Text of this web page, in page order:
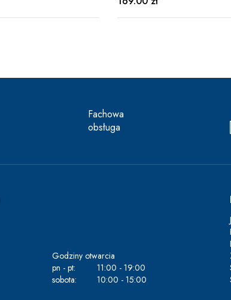
Fachowa
obsługa
Godziny otwarcia
pn - pt:
11:00 - 19:00
sobota:
10:00 - 15:00